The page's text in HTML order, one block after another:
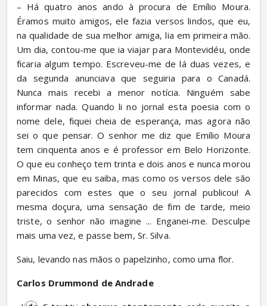
– Há quatro anos ando à procura de Emílio Moura.
Éramos muito amigos, ele fazia versos lindos, que eu,
na qualidade de sua melhor amiga, lia em primeira mão.
Um dia, contou-me que ia viajar para Montevidéu, onde
ficaria algum tempo. Escreveu-me de lá duas vezes, e
da segunda anunciava que seguiria para o Canadá.
Nunca mais recebi a menor notícia. Ninguém sabe
informar nada. Quando li no jornal esta poesia com o
nome dele, fiquei cheia de esperança, mas agora não
sei o que pensar. O senhor me diz que Emílio Moura
tem cinquenta anos e é professor em Belo Horizonte.
O que eu conheço tem trinta e dois anos e nunca morou
em Minas, que eu saiba, mas como os versos dele são
parecidos com estes que o seu jornal publicou! A
mesma doçura, uma sensação de fim de tarde, meio
triste, o senhor não imagine ... Enganei-me. Desculpe
mais uma vez, e passe bem, Sr. Silva.
Saiu, levando nas mãos o papelzinho, como uma flor.
Carlos Drummond de Andrade